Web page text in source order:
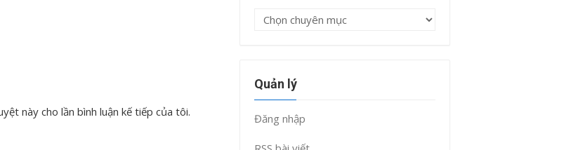
này cho lần bình luận kế tiếp của tôi.
Chuyên
Quản lý
Đăng nhập